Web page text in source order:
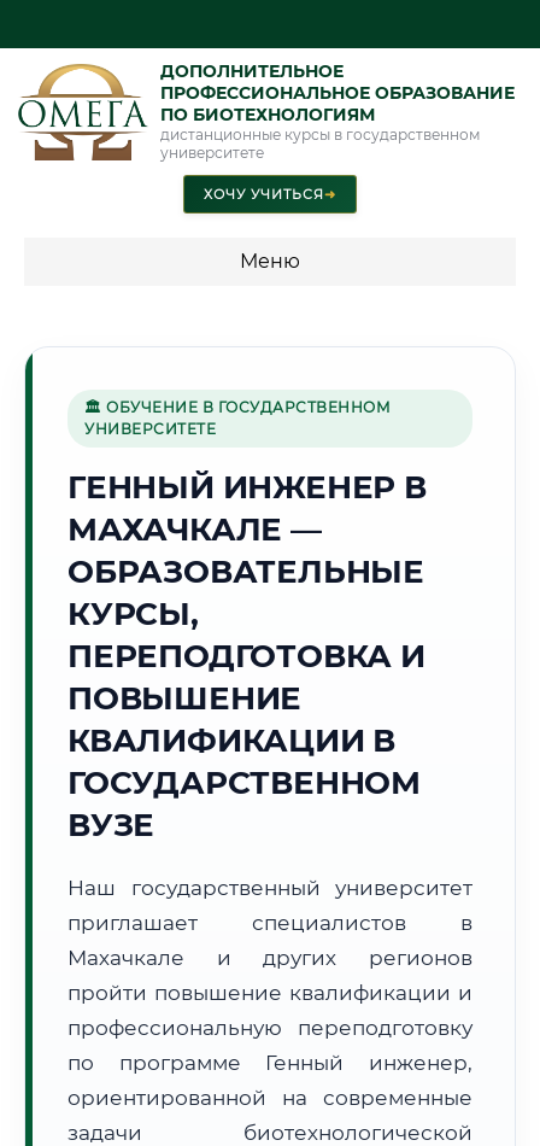
ДОПОЛНИТЕЛЬНОЕ
ПРОФЕССИОНАЛЬНОЕ ОБРАЗОВАНИЕ
ПО БИОТЕХНОЛОГИЯМ
дистанционные курсы в государственном
университете
ХОЧУ УЧИТЬСЯ➜
Меню
🏔️
Г. МАХАЧКАЛА
12:58:29
2026 г.
Погода в г. Махачкала:☀️
🌅 Восход:04:48 🌇 Закат:
📍 Региональная справка
Почтовые индексы:
Часовой пояс:
МСК (UTC+3)
Формат учебы:
Дистанционно
🗺️ Зона обслуживания: г. Махачкала
🏛 ОБУЧЕНИЕ В ГОСУДАРСТВЕННОМ
УНИВЕРСИТЕТЕ
ГЕННЫЙ ИНЖЕНЕР В
МАХАЧКАЛЕ —
ОБРАЗОВАТЕЛЬНЫЕ
КУРСЫ,
ПЕРЕПОДГОТОВКА И
ПОВЫШЕНИЕ
КВАЛИФИКАЦИИ В
ГОСУДАРСТВЕННОМ
ВУЗЕ
Наш государственный университет
приглашает специалистов в
Махачкале и других регионов
пройти повышение квалификации и
профессиональную переподготовку
по программе Генный инженер,
ориентированной на современные
задачи биотехнологической